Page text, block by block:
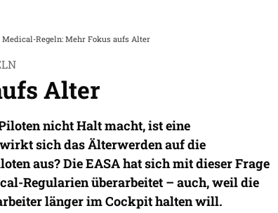
Medical-Regeln: Mehr Fokus aufs Alter
Alter
nicht Halt macht, ist eine
sich das Älterwerden auf die
aus? Die EASA hat sich mit dieser Frage
Regularien überarbeitet – auch, weil die
länger im Cockpit halten will.